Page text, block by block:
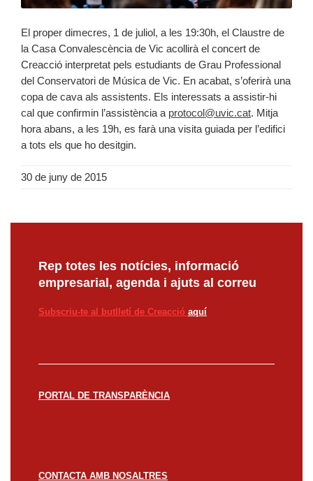
El proper dimecres, 1 de juliol, a les 19:30h, el Claustre de
la Casa Convalescència de Vic acollirà el concert de
Creacció interpretat pels estudiants de Grau Professional
del Conservatori de Música de Vic. En acabat, s’oferirà una
copa de cava als assistents. Els interessats a assistir-hi
cal que confirmin l’assistència a protocol@uvic.cat. Mitja
hora abans, a les 19h, es farà una visita guiada per l’edifici
a tots els que ho desitgin.
30 de juny de 2015
Rep totes les notícies, informació
empresarial, agenda i ajuts al correu
Subscriu-te al butlletí de Creacció aquí
PORTAL DE TRANSPARÈNCIA
CONTACTA AMB NOSALTRES